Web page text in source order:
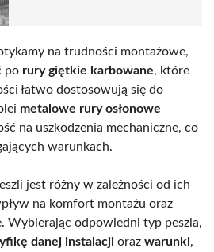
na trudności montażowe,
po rury giętkie karbowane, które
łatwo dostosowują się do
metalowe rury osłonowe
na uszkodzenia mechaniczne, co
warunkach.
jest różny w zależności od ich
na komfort montażu oraz
Wybierając odpowiedni typ peszla,
danej instalacji oraz warunki,